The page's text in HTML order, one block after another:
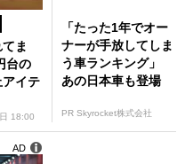
ま
台の
イテ
18:00
「たった1年でオー
ナーが手放してしま
う車ランキング」
あの日本車も登場
PR Skyrocket株式会社
AD